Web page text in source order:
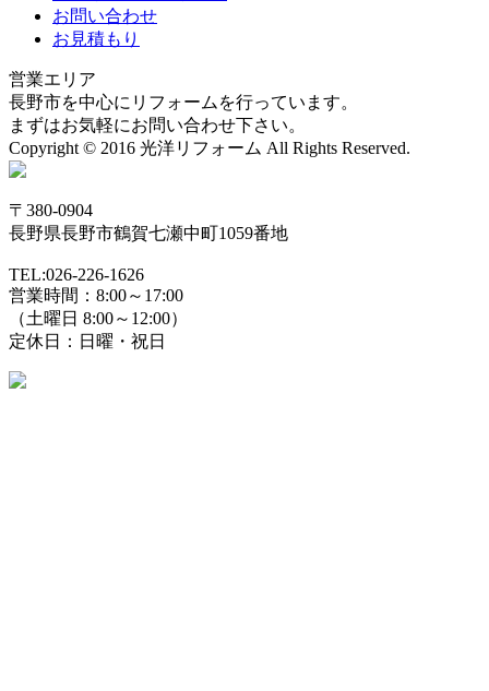
お問い合わせ
お見積もり
営業エリア
長野市を中心にリフォームを行っています。
まずはお気軽にお問い合わせ下さい。
Copyright © 2016 光洋リフォーム All Rights Reserved.
〒380-0904
長野県長野市鶴賀七瀬中町1059番地
TEL:026-226-1626
営業時間：8:00～17:00
（土曜日 8:00～12:00）
定休日：日曜・祝日